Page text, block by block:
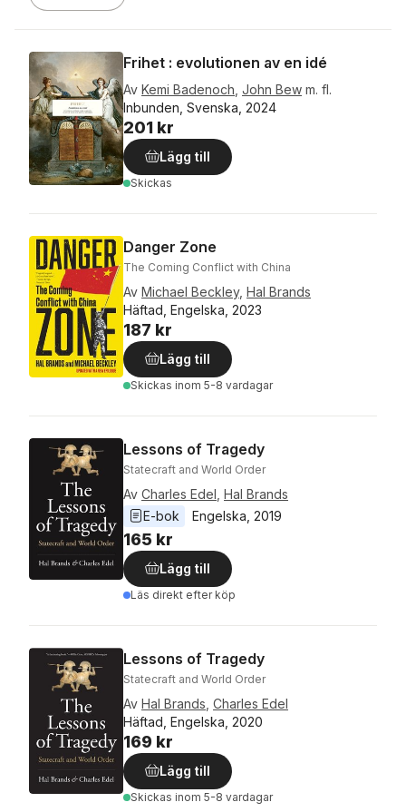
Frihet : evolutionen av en idé
Av Kemi Badenoch John Bew m. fl.
Inbunden, Svenska, 2024
201 kr
Lägg till
Skickas
Danger Zone
The Coming Conflict with China
Av Michael Beckley, Hal Brands
Häftad, Engelska, 2023
187 kr
Lägg till
Skickas inom 5-8 vardagar
Lessons of Tragedy
Statecraft and World Order
Av Charles Edel Hal Brands
E-bok
Engelska 2019
165 kr
Lägg till
Läs direkt efter köp
Lessons of Tragedy
Statecraft and World Order
Av Hal Brands Charles Edel
Häftad, Engelska, 2020
169 kr
Lägg till
Skickas inom 5-8 vardagar